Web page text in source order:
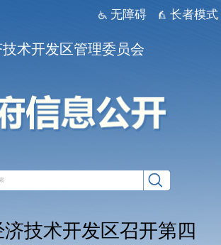
无障碍 长者模式
术开发区管理委员会
技术开发区召开第四